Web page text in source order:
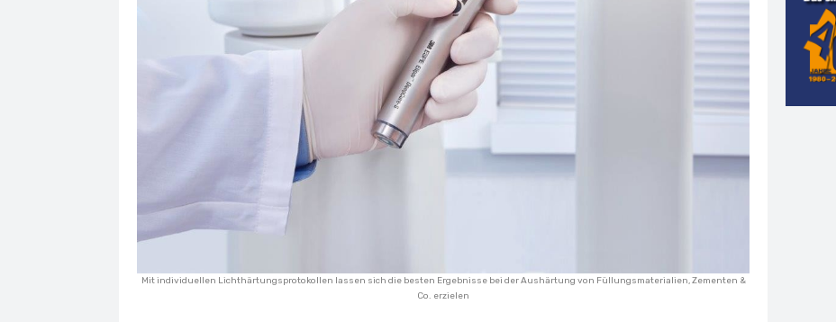
Mit individuellen Lichthärtungsprotokollen lassen sich die besten Ergebnisse bei der Aushärtung von Füllungsmaterialien, Zementen &
Co. erzielen